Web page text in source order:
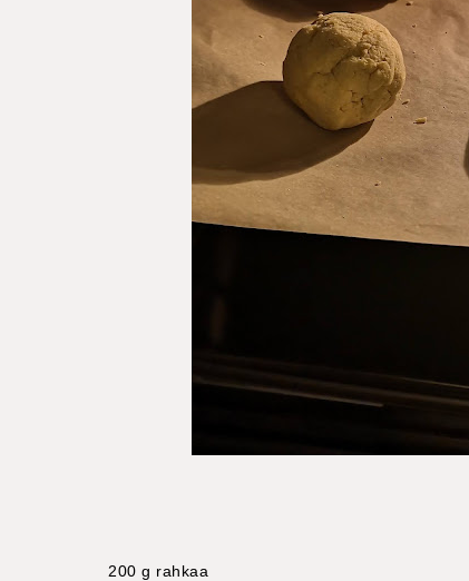
200 g rahkaa